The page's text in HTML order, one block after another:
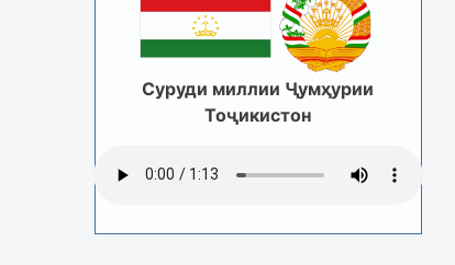
Суруди миллии Ҷумҳурии
Тоҷикистон